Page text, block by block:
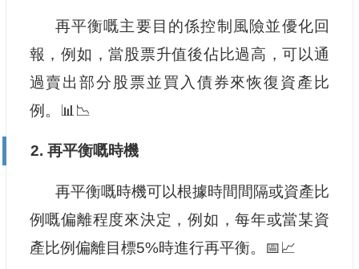
再平衡嘅主要目的係控制風險並優化回
報，例如，當股票升值後佔比過高，可以通
過賣出部分股票並買入債券來恢復資產比
例。📊📉
2. 再平衡嘅時機
再平衡嘅時機可以根據時間間隔或資產比
例嘅偏離程度來決定，例如，每年或當某資
產比例偏離目標5%時進行再平衡。📅📈